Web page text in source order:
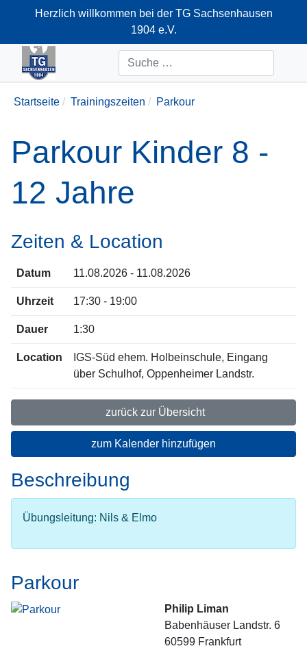
Herzlich willkommen bei der TG Sachsenhausen
1904 e.V.
+49-69-66374712
Suchen
Startseite Trainingszeiten Parkour
Parkour Kinder 8 -
12 Jahre
Zeiten & Location
Datum 11.08.2026 - 11.08.2026
Uhrzeit 17:30 - 19:00
Dauer 1:30
Location
IGS-Süd ehem. Holbeinschule, Eingang
über Schulhof, Oppenheimer Landstr.
zurück zur Übersicht
zum Kalender hinzufügen
Beschreibung
Übungsleitung: Nils & Elmo
Parkour
Philip Liman
Babenhäuser Landstr. 6
60599 Frankfurt